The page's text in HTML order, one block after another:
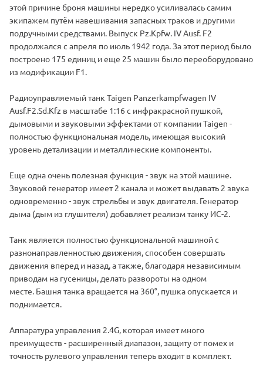
этой причине броня машины нередко усиливалась самим
экипажем путём навешивания запасных траков и другими
подручными средствами. Выпуск Pz.Kpfw. IV Ausf. F2
продолжался с апреля по июль 1942 года. За этот период было
построено 175 единиц и еще 25 машин было переоборудовано
из модификации F1.
Радиоуправляемый танк Taigen Panzerkampfwagen IV
Ausf.F2.Sd.Kfz в масштабе 1:16 с инфракрасной пушкой,
дымовыми и звуковыми эффектами от компании Taigen -
полностью функциональная модель, имеющая высокий
уровень детализации и металлические компоненты.
Еще одна очень полезная функция - звук на этой машине.
Звуковой генератор имеет 2 канала и может выдавать 2 звука
одновременно - звук стрельбы и звук двигателя. Генератор
дыма (дым из глушителя) добавляет реализм танку ИС-2.
Танк является полностью функциональной машиной с
разнонаправленностью движения, способен совершать
движения вперед и назад, а также, благодаря независимым
приводам на гусеницы, делать развороты на одном
месте. Башня танка вращается на 360°, пушка опускается и
поднимается.
Аппаратура управления 2.4G, которая имеет много
преимуществ - расширенный диапазон, защиту от помех и
точность рулевого управления теперь входит в комплект.